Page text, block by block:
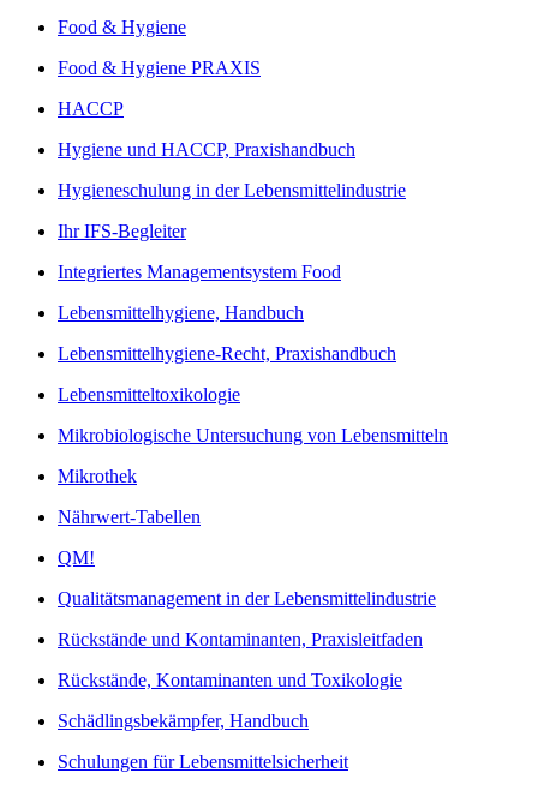
Food & Hygiene
Food & Hygiene PRAXIS
HACCP
Hygiene und HACCP, Praxishandbuch
Hygieneschulung in der Lebensmittelindustrie
Ihr IFS-Begleiter
Integriertes Managementsystem Food
Lebensmittelhygiene, Handbuch
Lebensmittelhygiene-Recht, Praxishandbuch
Lebensmitteltoxikologie
Mikrobiologische Untersuchung von Lebensmitteln
Mikrothek
Nährwert-Tabellen
QM!
Qualitätsmanagement in der Lebensmittelindustrie
Rückstände und Kontaminanten, Praxisleitfaden
Rückstände, Kontaminanten und Toxikologie
Schädlingsbekämpfer, Handbuch
Schulungen für Lebensmittelsicherheit